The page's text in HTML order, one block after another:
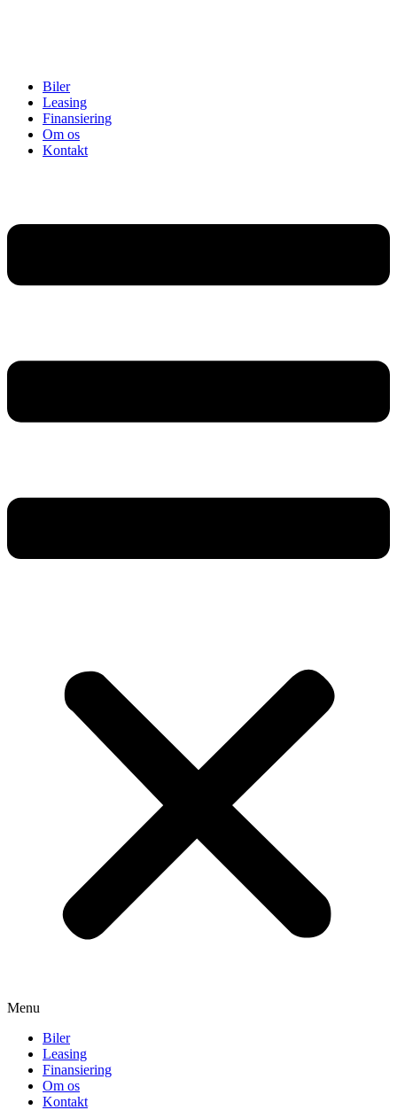
Biler
Leasing
Finansiering
Om os
Kontakt
Menu
Biler
Leasing
Finansiering
Om os
Kontakt